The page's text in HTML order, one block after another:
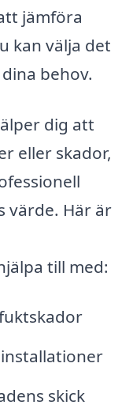
jämföra
kan välja det
behov.
dig att
eller skador,
värde. Här är
till med:
installationer
skick